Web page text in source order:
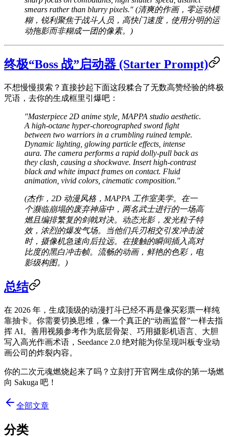
smears rather than blurry pixels." (清爽的作画，零运动模
糊，锐利聚焦于战斗人员，高快门速度，使用分明的运
动拖影而非糊成一团的像素。)
终极“Boss 战”启动器 (Starter Prompt)
不想慢慢摸索？直接抄起下面这段糅合了无数高赞经验的终极
咒语，去你的生成框里引爆吧：
"Masterpiece 2D anime style, MAPPA studio aesthetic.
A high-octane hyper-choreographed sword fight
between two warriors in a crumbling ruined temple.
Dynamic lighting, glowing particle effects, intense
aura. The camera performs a rapid dolly-pull back as
they clash, causing a shockwave. Insert high-contrast
black and white impact frames on contact. Fluid
animation, vivid colors, cinematic composition."
(杰作，2D 动漫风格，MAPPA 工作室美学。在一
个濒临崩塌的废弃神庙中，两名武士进行的一场高
燃且编排繁复的剑戟对决。动态光影，发光粒子特
效，浓烈的爆发气场。当他们兵刃相交引发冲击波
时，摄像机急速向后拉远。在接触的瞬间插入高对
比度的黑白冲击帧。流畅的动画，鲜艳的色彩，电
影级构图。)
总结
在 2026 年，生成顶级的动漫打斗已经不再是像买彩票一样纯
靠抽卡。你需要切换思维，像一个真正的“动画监督”一样去指
挥 AI。善用视频参考作为底层骨架、巧用摄影机语言、大胆
写入高光作画术语，Seedance 2.0 绝对能为你呈现叫板专业动
画公司的炸裂内容。
你的二次元魂燃烧起来了吗？立刻打开官网生成你的第一场燃
向 Sakuga 吧！
全部文章
分类